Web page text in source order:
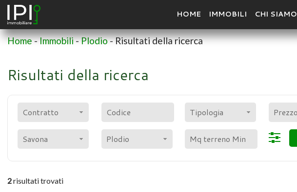
HOME IMMOBILI CHI SIAMO
Home-Immobili-Plodio-Risultati della ricerca
Risultati della ricerca
Contratto Tipologia
Savona Plodio
2risultati trovati